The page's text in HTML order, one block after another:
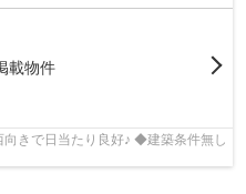
載物件
きで日当たり良好♪ ◆建築条件無し